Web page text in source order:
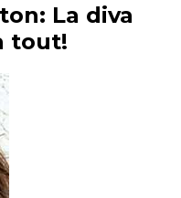
La diva
tout!